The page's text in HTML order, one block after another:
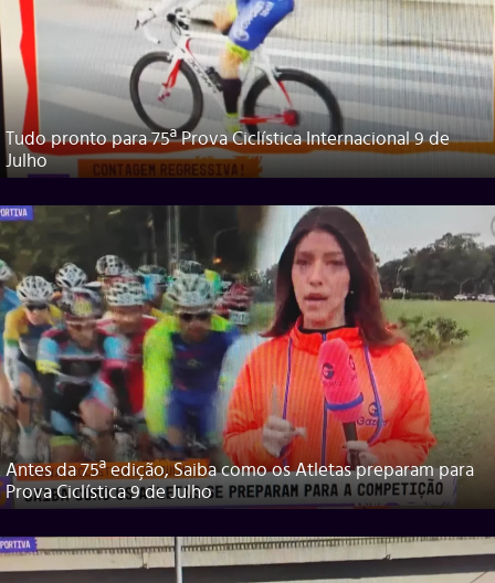
Tudo pronto para 75ª Prova Ciclística Internacional 9 de
Julho
Antes da 75ª edição, Saiba como os Atletas preparam para
Prova Ciclística 9 de Julho